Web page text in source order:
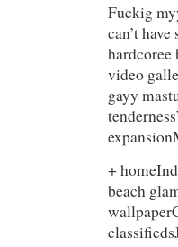
Fuckig
can’t
hardcoree
video
gayy
+
beach